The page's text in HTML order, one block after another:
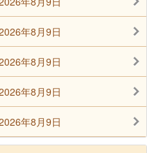
年8月9日
年8月9日
年8月9日
年8月9日